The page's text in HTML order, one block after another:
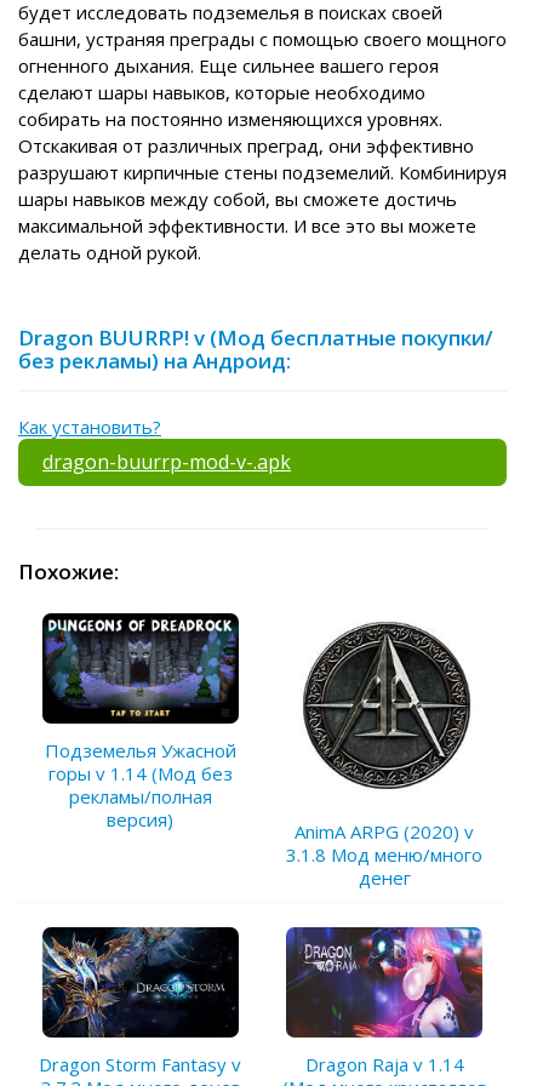
будет исследовать подземелья в поисках своей
башни, устраняя преграды с помощью своего мощного
огненного дыхания. Еще сильнее вашего героя
сделают шары навыков, которые необходимо
собирать на постоянно изменяющихся уровнях.
Отскакивая от различных преград, они эффективно
разрушают кирпичные стены подземелий. Комбинируя
шары навыков между собой, вы сможете достичь
максимальной эффективности. И все это вы можете
делать одной рукой.
Dragon BUURRP! v (Мод бесплатные покупки/
без рекламы) на Андроид:
Как установить?
dragon-buurrp-mod-v-.apk
Похожие:
Подземелья Ужасной
горы v 1.14 (Мод без
рекламы/полная
версия)
AnimA ARPG (2020) v
3.1.8 Мод меню/много
денег
Dragon Storm Fantasy v
Dragon Raja v 1.14